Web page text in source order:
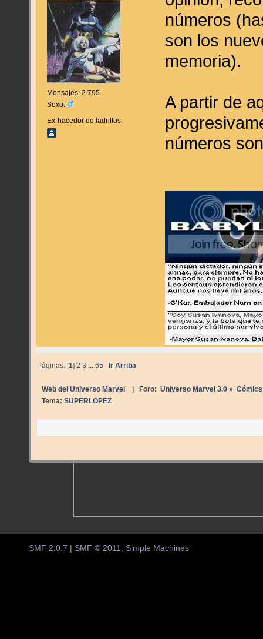
Mensajes: 2.795
Sexo:
Ex-hacedor de ladrillos.
números
son los
memoria).
A partir de
números
Páginas: [1]2 3 ...65 Ir Arriba
Web del Universo Marvel | Foro: Universo Marvel 3.0» Cómics
Tema: SUPERLOPEZ
SMF 2.0.7 | SMF © 2011 Simple Machines